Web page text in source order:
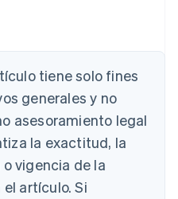
tiene solo fines
generales y no
asesoramiento legal
la exactitud, la
vigencia de la
artículo. Si